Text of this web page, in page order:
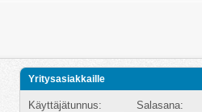
Yritysasiakkaille
Käyttäjätunnus: Salasana: